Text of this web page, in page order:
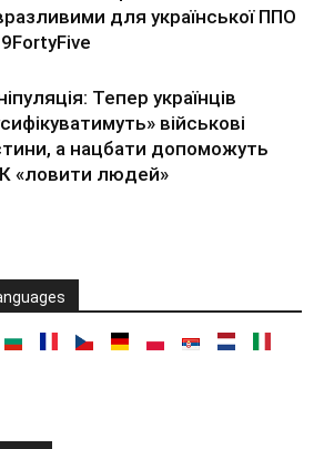
для української ППО
Тепер українців
військові
а нацбати допоможуть
«ловити людей»